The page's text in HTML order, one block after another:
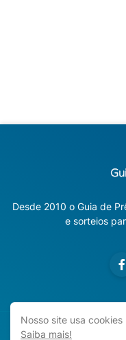
Desde 2010 o Guia de
e sorteios
Copyright ©
Nosso site usa
Saiba mais!